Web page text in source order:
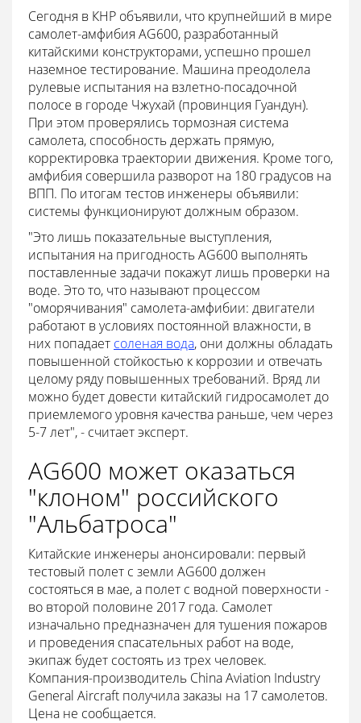
Сегодня в КНР объявили, что крупнейший в мире
самолет-амфибия AG600, разработанный
китайскими конструкторами, успешно прошел
наземное тестирование. Машина преодолела
рулевые испытания на взлетно-посадочной
полосе в городе Чжухай (провинция Гуандун).
При этом проверялись тормозная система
самолета, способность держать прямую,
корректировка траектории движения. Кроме того,
амфибия совершила разворот на 180 градусов на
ВПП. По итогам тестов инженеры объявили:
системы функционируют должным образом.
"Это лишь показательные выступления,
испытания на пригодность AG600 выполнять
поставленные задачи покажут лишь проверки на
воде. Это то, что называют процессом
"оморячивания" самолета-амфибии: двигатели
работают в условиях постоянной влажности, в
них попадает соленая вода, они должны обладать
повышенной стойкостью к коррозии и отвечать
целому ряду повышенных требований. Вряд ли
можно будет довести китайский гидросамолет до
приемлемого уровня качества раньше, чем через
5-7 лет", - считает эксперт.
AG600 может оказаться
"клоном" российского
"Альбатроса"
Китайские инженеры анонсировали: первый
тестовый полет с земли AG600 должен
состояться в мае, а полет с водной поверхности -
во второй половине 2017 года. Самолет
изначально предназначен для тушения пожаров
и проведения спасательных работ на воде,
экипаж будет состоять из трех человек.
Компания-производитель China Aviation Industry
General Aircraft получила заказы на 17 самолетов.
Цена не сообщается.